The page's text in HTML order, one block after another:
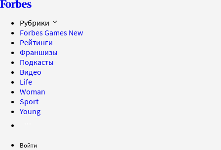
Рубрики
Forbes Games New
Рейтинги
Франшизы
Подкасты
Видео
Life
Woman
Sport
Young
Войти